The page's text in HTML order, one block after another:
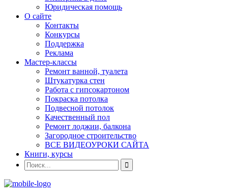
Юридическая помощь
О сайте
Контакты
Конкурсы
Поддержка
Реклама
Мастер-классы
Ремонт ванной, туалета
Штукатурка стен
Работа с гипсокартоном
Покраска потолка
Подвесной потолок
Качественный пол
Ремонт лоджии, балкона
Загородное строительство
ВСЕ ВИДЕОУРОКИ САЙТА
Книги, курсы